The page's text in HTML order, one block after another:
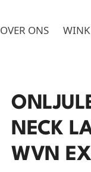
OVER ONS
NECK
WVN EX